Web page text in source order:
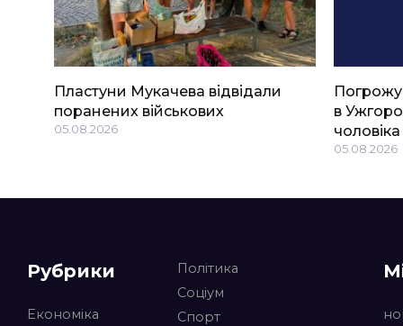
Пластуни Мукачева відвідали
поранених військових
05.08.2026
в
чоловіка
05.08.2026
Рубрики
Економіка
Політика
Соціум
Спорт